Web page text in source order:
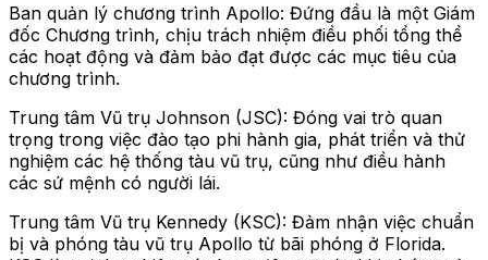
Ban quản lý chương trình Apollo: Đứng đầu là một Giám
đốc Chương trình, chịu trách nhiệm điều phối tổng thể
các hoạt động và đảm bảo đạt được các mục tiêu của
chương trình.
Trung tâm Vũ trụ Johnson (JSC): Đóng vai trò quan
trọng trong việc đào tạo phi hành gia, phát triển và thử
nghiệm các hệ thống tàu vũ trụ, cũng như điều hành
các sứ mệnh có người lái.
Trung tâm Vũ trụ Kennedy (KSC): Đảm nhận việc chuẩn
bị và phóng tàu vũ trụ Apollo từ bãi phóng ở Florida.